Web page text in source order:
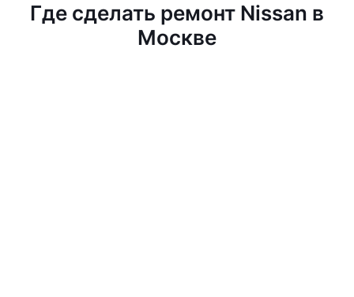
Где сделать ремонт Nissan в
Москве